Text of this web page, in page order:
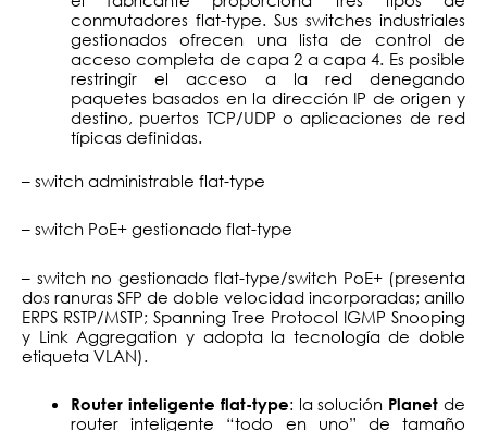
conmutadores flat-type. Sus switches industriales
gestionados ofrecen una lista de control de
acceso completa de capa 2 a capa 4. Es posible
restringir el acceso a la red denegando
paquetes basados en la dirección IP de origen y
destino, puertos TCP/UDP o aplicaciones de red
típicas definidas.
– switch administrable flat-type
– switch PoE+ gestionado flat-type
– switch no gestionado flat-type/switch PoE+ (presenta
dos ranuras SFP de doble velocidad incorporadas; anillo
ERPS RSTP/MSTP; Spanning Tree Protocol IGMP Snooping
y Link Aggregation y adopta la tecnología de doble
etiqueta VLAN).
Router inteligente flat-type: la solución Planet de
router inteligente “todo en uno” de tamaño